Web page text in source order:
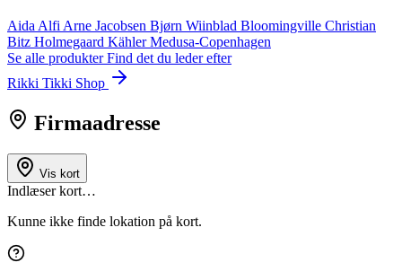
Aida Alfi Arne Jacobsen Bjørn Wiinblad Bloomingville Christian
Bitz Holmegaard KählerMedusa-Copenhagen
Se alle produkterFind det du leder efter
Rikki Tikki Shop
Firmaadresse
Vis kort
Indlæser kort…
Kunne ikke finde lokation på kort.